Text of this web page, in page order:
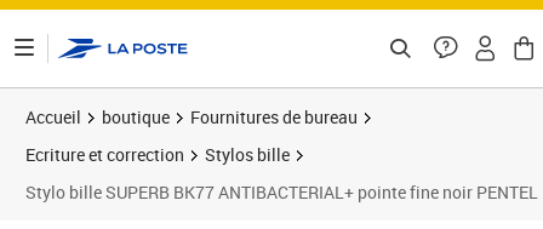
Accueil boutique
Fournitures de bureau
Ecriture et correction
Stylos bille
Stylo bille SUPERB BK77 ANTIBACTERIAL+ pointe fine noir PENTEL